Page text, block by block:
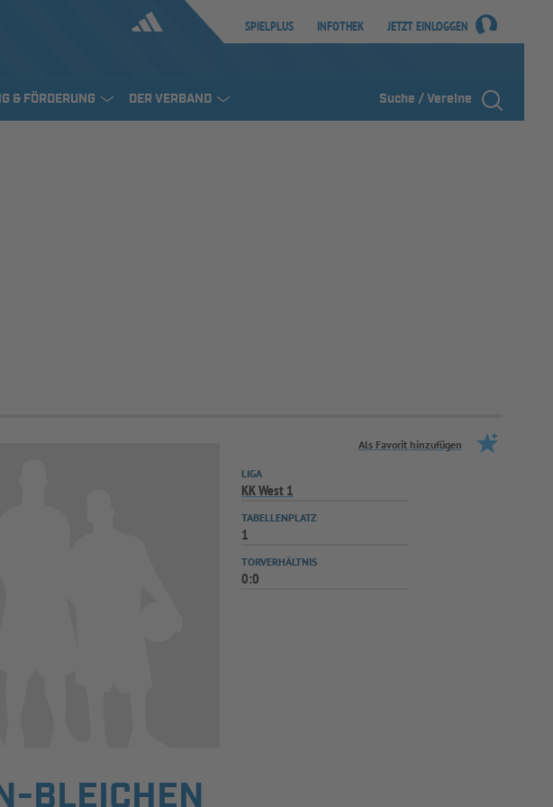
SPIELPLUS INFOTHEK JETZT EINLOGGEN
& FÖRDERUNG DER VERBAND Suche / Vereine
Als Favorit hinzufügen
LIGA
KK West 1
TABELLENPLATZ
1
TORVERHÄLTNIS
0:0